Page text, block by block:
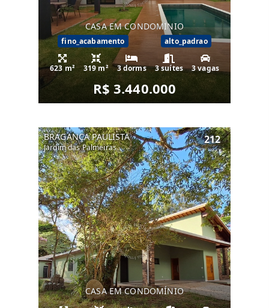
CASA EM CONDOMÍNIO
fino_acabamento alto_padrao
623 m² 319 m² 3 dorms 3 suítes 3 vagas
R$ 3.440.000
BRAGANÇA PAULISTA
Jardim das Palmeiras
212
CASA EM CONDOMÍNIO